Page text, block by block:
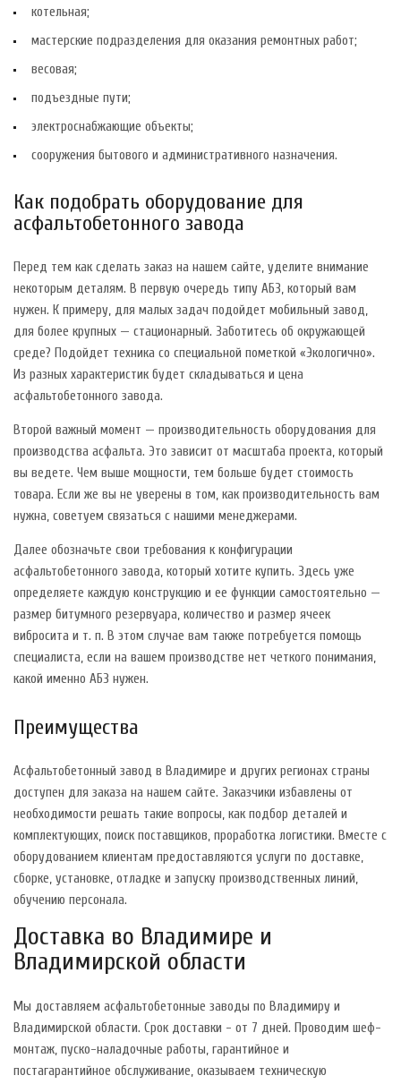
котельная;
мастерские подразделения для оказания ремонтных работ;
весовая;
подъездные пути;
электроснабжающие объекты;
сооружения бытового и административного назначения.
Как подобрать оборудование для
асфальтобетонного завода
Перед тем как сделать заказ на нашем сайте, уделите внимание
некоторым деталям. В первую очередь типу АБЗ, который вам
нужен. К примеру, для малых задач подойдет мобильный завод,
для более крупных — стационарный. Заботитесь об окружающей
среде? Подойдет техника со специальной пометкой «Экологично».
Из разных характеристик будет складываться и цена
асфальтобетонного завода.
Второй важный момент — производительность оборудования для
производства асфальта. Это зависит от масштаба проекта, который
вы ведете. Чем выше мощности, тем больше будет стоимость
товара. Если же вы не уверены в том, как производительность вам
нужна, советуем связаться с нашими менеджерами.
Далее обозначьте свои требования к конфигурации
асфальтобетонного завода, который хотите купить. Здесь уже
определяете каждую конструкцию и ее функции самостоятельно —
размер битумного резервуара, количество и размер ячеек
вибросита и т. п. В этом случае вам также потребуется помощь
специалиста, если на вашем производстве нет четкого понимания,
какой именно АБЗ нужен.
Преимущества
Асфальтобетонный завод в Владимире и других регионах страны
доступен для заказа на нашем сайте. Заказчики избавлены от
необходимости решать такие вопросы, как подбор деталей и
комплектующих, поиск поставщиков, проработка логистики. Вместе с
оборудованием клиентам предоставляются услуги по доставке,
сборке, установке, отладке и запуску производственных линий,
обучению персонала.
Доставка во Владимире и
Владимирской области
Мы доставляем асфальтобетонные заводы по Владимиру и
Владимирской области. Срок доставки - от 7 дней. Проводим шеф-
монтаж, пуско-наладочные работы, гарантийное и
постагарантийное обслуживание, оказываем техническую